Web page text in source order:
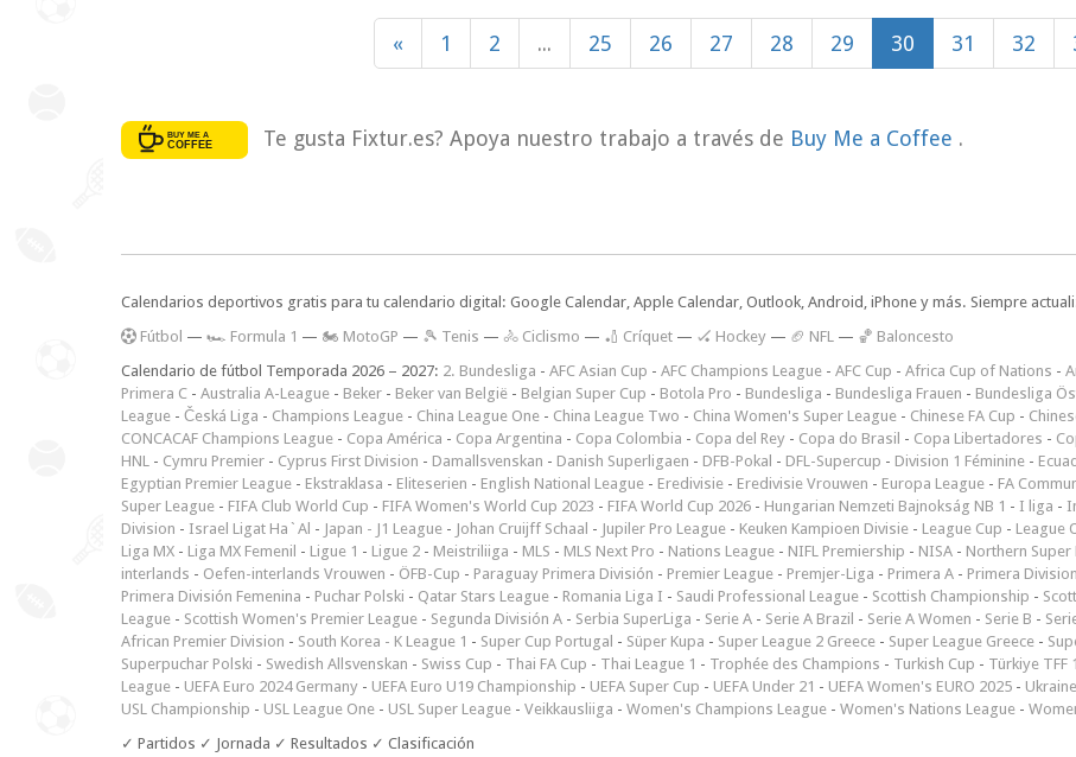
« 1 2 ... 25 26 27 28 29 30 31 32
Te gusta Fixtur.es? Apoya nuestro trabajo a través de Buy Me a Coffee .
Calendarios deportivos gratis para tu calendario digital: Google Calendar, Apple Calendar, Outlook, Android, iPhone y más. Siempre
Fútbol — 🏎️ Formula 1 — 🏍 MotoGP — 🎾 Tenis — 🚴 Ciclismo — 🏏 Críquet — 🏑 Hockey — 🏈 NFL — 🏀 Baloncesto
Calendario de fútbol Temporada 2026 – 2027: 2. Bundesliga - AFC Asian Cup - AFC Champions League - AFC Cup - Africa Cup of Nations -
Primera C - Australia A-League - Beker - Beker van België - Belgian Super Cup - Botola Pro - Bundesliga - Bundesliga Frauen - Bundesliga
League - Česká Liga - Champions League - China League One - China League Two - China Women's Super League - Chinese FA Cup -
CONCACAF Champions League - Copa América - Copa Argentina - Copa Colombia - Copa del Rey - Copa do Brasil - Copa Libertadores -
HNL - Cymru Premier - Cyprus First Division - Damallsvenskan - Danish Superligaen - DFB-Pokal - DFL-Supercup - Division 1 Féminine -
Egyptian Premier League - Ekstraklasa - Eliteserien - English National League - Eredivisie - Eredivisie Vrouwen - Europa League - FA
Super League - FIFA Club World Cup - FIFA Women's World Cup 2023 - FIFA World Cup 2026 - Hungarian Nemzeti Bajnokság NB 1 - I liga -
Division - Israel Ligat Ha`Al - Japan - J1 League - Johan Cruijff Schaal - Jupiler Pro League - Keuken Kampioen Divisie - League Cup - League
Liga MX - Liga MX Femenil - Ligue 1 - Ligue 2 - Meistriliiga - MLS - MLS Next Pro - Nations League - NIFL Premiership - NISA - Northern Super
interlands - Oefen-interlands Vrouwen - ÖFB-Cup - Paraguay Primera División - Premier League - Premjer-Liga - Primera A - Primera Division
Primera División Femenina - Puchar Polski - Qatar Stars League - Romania Liga I - Saudi Professional League - Scottish Championship -
League - Scottish Women's Premier League - Segunda División A - Serbia SuperLiga - Serie A - Serie A Brazil - Serie A Women - Serie B -
African Premier Division - South Korea - K League 1 - Super Cup Portugal - Süper Kupa - Super League 2 Greece - Super League Greece -
Superpuchar Polski - Swedish Allsvenskan - Swiss Cup - Thai FA Cup - Thai League 1 - Trophée des Champions - Turkish Cup - Türkiye TFF
League - UEFA Euro 2024 Germany - UEFA Euro U19 Championship - UEFA Super Cup - UEFA Under 21 - UEFA Women's EURO 2025 -
USL Championship - USL League One - USL Super League - Veikkausliiga - Women's Champions League - Women's Nations League -
✓ Partidos ✓ Jornada ✓ Resultados ✓ Clasificación